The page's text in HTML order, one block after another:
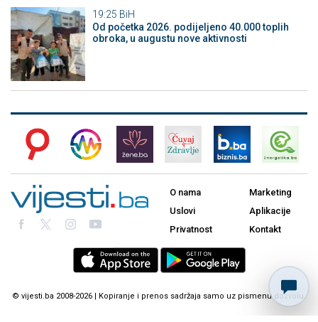
19:25 BiH
Od početka 2026. podijeljeno 40.000 toplih
obroka, u augustu nove aktivnosti
O nama
Uslovi
Privatnost
Marketing
Aplikacije
Kontakt
© vijesti.ba 2008-2026 | Kopiranje i prenos sadržaja samo uz pismenu dozvolu.